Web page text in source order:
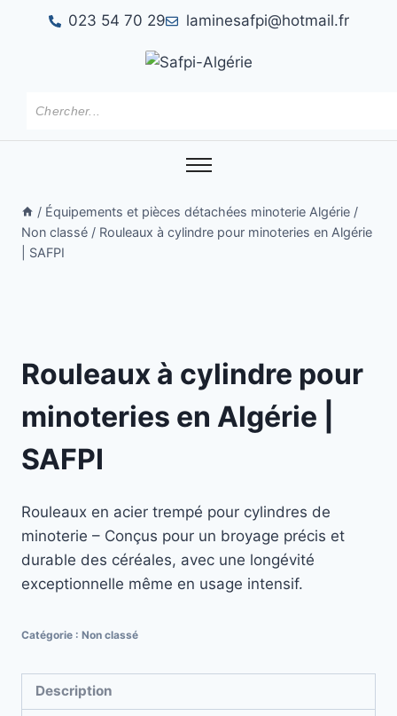
023 54 70 29 laminesafpi@hotmail.fr
/ Équipements et pièces détachées minoterie Algérie /
Non classé / Rouleaux à cylindre pour minoteries en Algérie
| SAFPI
Rouleaux à cylindre pour
minoteries en Algérie |
SAFPI
Rouleaux en acier trempé pour cylindres de
minoterie – Conçus pour un broyage précis et
durable des céréales, avec une longévité
exceptionnelle même en usage intensif.
Catégorie : Non classé
Description